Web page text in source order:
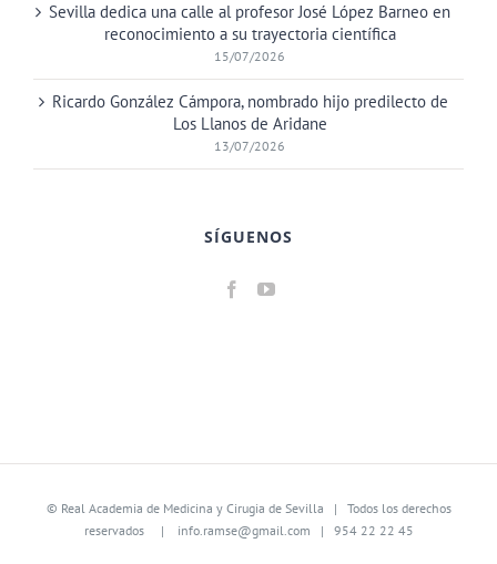
Sevilla dedica una calle al profesor José López Barneo en
reconocimiento a su trayectoria científica
15/07/2026
Ricardo González Cámpora, nombrado hijo predilecto de
Los Llanos de Aridane
13/07/2026
SÍGUENOS
© Real Academia de Medicina y Cirugia de Sevilla | Todos los derechos
reservados | info.ramse@gmail.com | 954 22 22 45